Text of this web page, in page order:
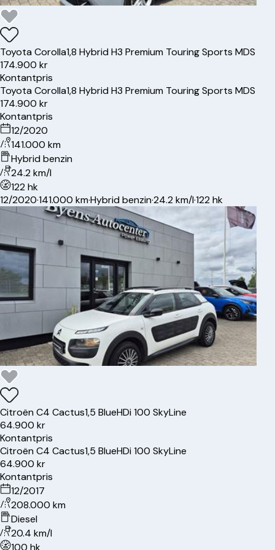
ToyotaCorolla1,8 Hybrid H3 Premium Touring Sports MDS
174.900 kr
Kontantpris
ToyotaCorolla1,8 Hybrid H3 Premium Touring Sports MDS
174.900 kr
Kontantpris
12/2020
141.000 km
Hybrid benzin
24.2 km/l
122 hk
12/2020·141.000 km·Hybrid benzin·24.2 km/l·122 hk
CitroënC4 Cactus1,5 BlueHDi 100 SkyLine
64.900 kr
Kontantpris
CitroënC4 Cactus1,5 BlueHDi 100 SkyLine
64.900 kr
Kontantpris
12/2017
208.000 km
Diesel
20.4 km/l
100 hk